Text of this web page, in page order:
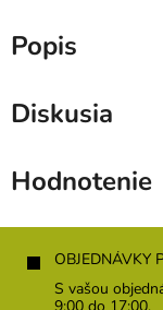
Popis
Diskusia
Hodnotenie
OBJEDNÁVKY
S vašou